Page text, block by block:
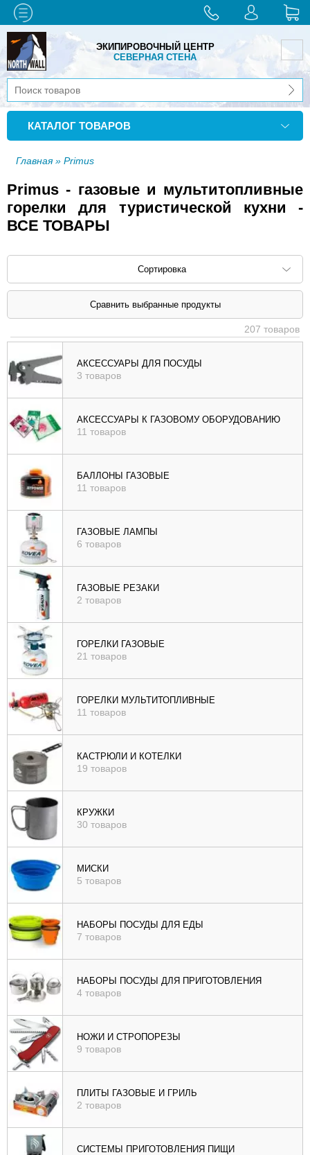
ЭКИПИРОВОЧНЫЙ ЦЕНТР
СЕВЕРНАЯ СТЕНА
КАТАЛОГ ТОВАРОВ
Главная» Primus
Primus - газовые и мультитопливные
горелки для туристической кухни -
ВСЕ ТОВАРЫ
Сортировка
Сортировать по: наименованию (
убыв
), цене (
возр
|
убыв
возр
|
убыв
207 товаров
АКСЕССУАРЫ ДЛЯ ПОСУДЫ
3 товаров
АКСЕССУАРЫ К ГАЗОВОМУ ОБОРУДОВАНИЮ
11 товаров
БАЛЛОНЫ ГАЗОВЫЕ
11 товаров
ГАЗОВЫЕ ЛАМПЫ
6 товаров
ГАЗОВЫЕ РЕЗАКИ
2 товаров
ГОРЕЛКИ ГАЗОВЫЕ
21 товаров
ГОРЕЛКИ МУЛЬТИТОПЛИВНЫЕ
11 товаров
КАСТРЮЛИ И КОТЕЛКИ
19 товаров
КРУЖКИ
30 товаров
МИСКИ
5 товаров
НАБОРЫ ПОСУДЫ ДЛЯ ЕДЫ
7 товаров
НАБОРЫ ПОСУДЫ ДЛЯ ПРИГОТОВЛЕНИЯ
4 товаров
НОЖИ И СТРОПОРЕЗЫ
9 товаров
ПЛИТЫ ГАЗОВЫЕ И ГРИЛЬ
2 товаров
СИСТЕМЫ ПРИГОТОВЛЕНИЯ ПИЩИ